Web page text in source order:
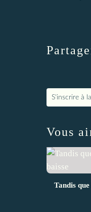
S'inscrire à
Vous
Tandis